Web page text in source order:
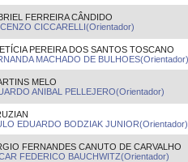
FERREIRA CÂNDIDO
CICCARELLI(Orientador)
PEREIRA DOS SANTOS TOSCANO
MACHADO DE BULHOES(Orientador)
MELO
ANIBAL PELLEJERO(Orientador)
EDUARDO BODZIAK JUNIOR(Orientador)
FERNANDES CANUTO DE CARVALHO
FEDERICO BAUCHWITZ(Orientador)